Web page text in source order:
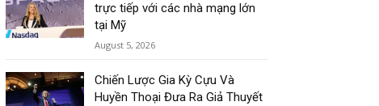
trực tiếp với các nhà mạng lớn
tại Mỹ
August 5, 2026
Chiến Lược Gia Kỳ Cựu Và
Huyền Thoại Đưa Ra Giả Thuyết